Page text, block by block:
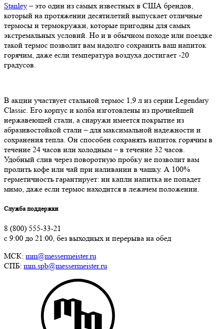
Stanley– это один из самых известных в США брендов,
который на протяжении десятилетий выпускает отличные
термосы и термокружки, которые пригодны для самых
экстремальных условий. Но и в обычном походе или поездке
такой термос позволит вам надолго сохранить ваш напиток
горячим, даже если температура воздуха достигает -20
градусов.
В акции участвует стальной термос 1,9 л из серии Legendary
Classic. Его корпус и колба изготовлены из прочнейшей
нержавеющей стали, а снаружи имеется покрытие из
абразивостойкой стали – для максимальной надежности и
сохранения тепла. Он способен сохранять напиток горячим в
течение 24 часов или холодным – в течение 32 часов.
Удобный слив через поворотную пробку не позволит вам
пролить кофе или чай при наливании в чашку. А 100%
герметичность гарантирует: ни капли напитка не попадет
мимо, даже если термос находится в лежачем положении.
Служба поддержки
8 (800) 555-33-21
с 9:00 до 21:00, без выходных и перерыва на обед
МСК: mm@messermeister.ru
СПБ: mm.spb@messermeister.ru